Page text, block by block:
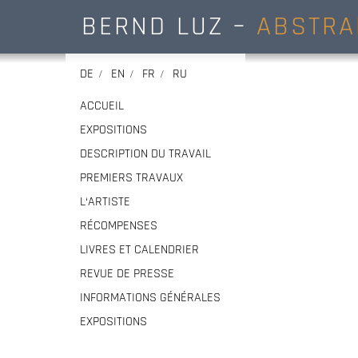
BERND LUZ –
DE EN FR
RU
ACCUEIL
EXPOSITIONS
DESCRIPTION DU TRAVAIL
PREMIERS TRAVAUX
L‘ARTISTE
RÉCOMPENSES
LIVRES ET CALENDRIER
REVUE DE PRESSE
INFORMATIONS GÉNÉRALES
EXPOSITIONS